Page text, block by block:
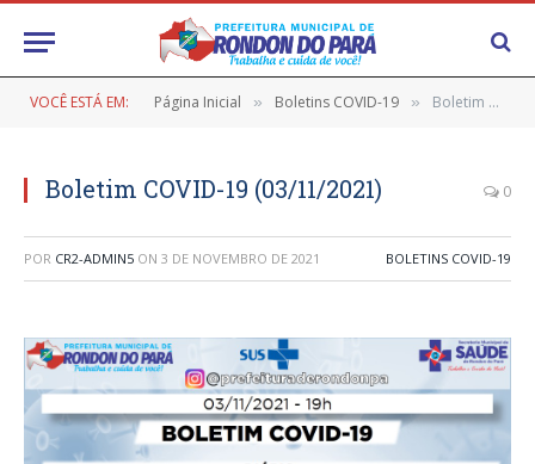
VOCÊ ESTÁ EM: Página Inicial » Boletins COVID-19 » Boletim COVID-19 (03/11/2021)
Boletim COVID-19 (03/11/2021) 0
POR CR2-ADMIN5 ON 3 DE NOVEMBRO DE 2021 BOLETINS COVID-19